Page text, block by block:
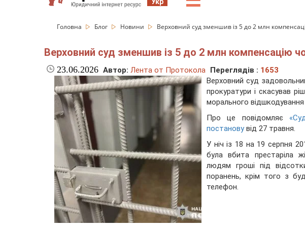
Головна Блог Новини Верховний суд зменшив із 5 до 2 млн
Верховний суд зменшив із 5 до 2 млн компенсацію
23.06.2026 Автор: Лента от Протокола Переглядів : 1653
Верховний суд
прокуратури і скасував
морального відшкодування
Про це повідомляє
постановувід 27 травня.
У ніч із 18 на 19 серпня
була вбита престаріла
людям гроші під
поранень, крім того з
телефон.